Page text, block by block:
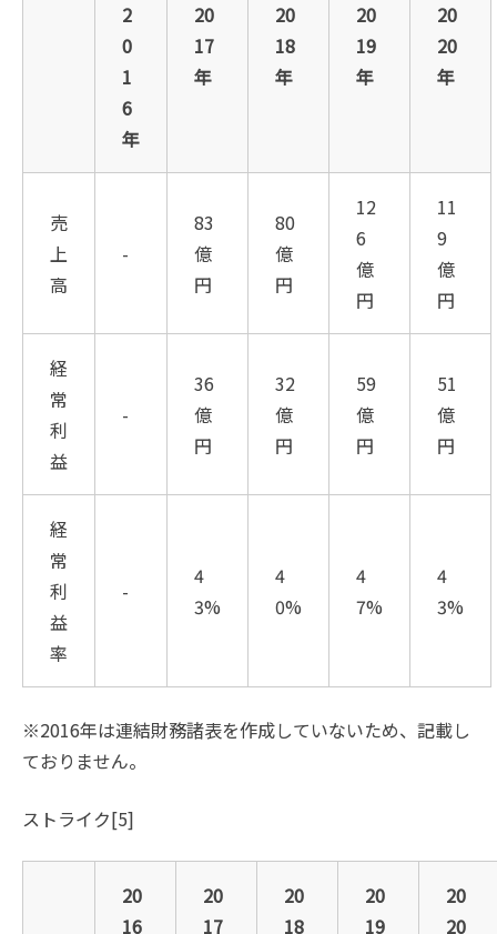
2
0
1
6
年
20
17
年
20
18
年
20
19
年
20
20
年
売
上
高
-
83
億
円
80
億
円
12
6
億
円
11
9
億
円
経
常
利
益
-
36
億
円
32
億
円
59
億
円
51
億
円
経
常
利
益
率
-
4
3%
4
0%
4
7%
4
3%
※2016年は連結財務諸表を作成していないため、記載し
ておりません。
ストライク[5]
20
16
20
17
20
18
20
19
20
20